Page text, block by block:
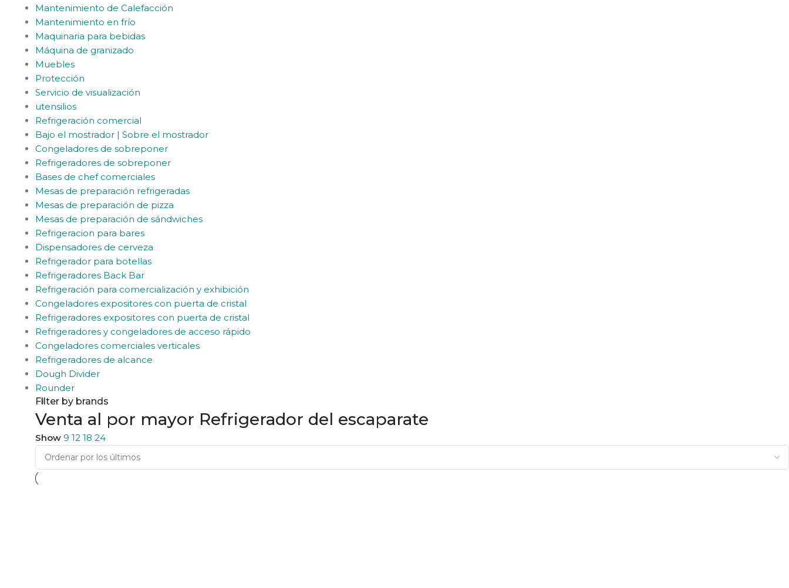
Mantenimiento de Calefacción
Mantenimiento en frío
Maquinaria para bebidas
Máquina de granizado
Muebles
Protección
Servicio de visualización
utensilios
Refrigeración comercial
Bajo el mostrador | Sobre el mostrador
Congeladores de sobreponer
Refrigeradores de sobreponer
Bases de chef comerciales
Mesas de preparación refrigeradas
Mesas de preparación de pizza
Mesas de preparación de sándwiches
Refrigeracion para bares
Dispensadores de cerveza
Refrigerador para botellas
Refrigeradores Back Bar
Refrigeración para comercialización y exhibición
Congeladores expositores con puerta de cristal
Refrigeradores expositores con puerta de cristal
Refrigeradores y congeladores de acceso rápido
Congeladores comerciales verticales
Refrigeradores de alcance
Dough Divider
Rounder
Filter by brands
Venta al por mayor Refrigerador del escaparate
Show 9 12 18 24